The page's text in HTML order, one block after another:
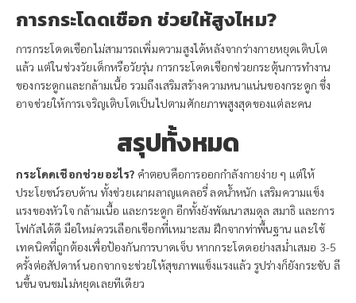
การกระโดดเชือก ช่วยให้สูงไหม?
การกระโดดเชือกไม่สามารถเพิ่มความสูงได้หลังจากร่างกายหยุดเติบโต
แล้ว แต่ในช่วงวัยเด็กหรือวัยรุ่น การกระโดดเชือกช่วยกระตุ้นการทำงาน
ของกระดูกและกล้ามเนื้อ รวมถึงเสริมสร้างความหนาแน่นของกระดูก ซึ่ง
อาจช่วยให้การเจริญเติบโตเป็นไปตามศักยภาพสูงสุดของแต่ละคน
สรุปทั้งหมด
กระโดดเชือกช่วยอะไร? คำตอบคือการออกกำลังกายง่าย ๆ แต่ให้
ประโยชน์รอบด้าน ทั้งช่วยเผาผลาญแคลอรี่ ลดน้ำหนัก เสริมความแข็ง
แรงของหัวใจ กล้ามเนื้อ และกระดูก อีกทั้งยังพัฒนาสมดุล สมาธิ และการ
โฟกัสได้ดี มือใหม่ควรเลือกเชือกที่เหมาะสม ฝึกจากท่าพื้นฐาน และใช้
เทคนิคที่ถูกต้องเพื่อป้องกันการบาดเจ็บ หากกระโดดอย่างสม่ำเสมอ 3-5
ครั้งต่อสัปดาห์ นอกจากจะช่วยให้สุขภาพแข็งแรงแล้ว รูปร่างก็ยังกระชับ ลี
นขึ้นจนชมไม่หยุดเลยทีเดียว